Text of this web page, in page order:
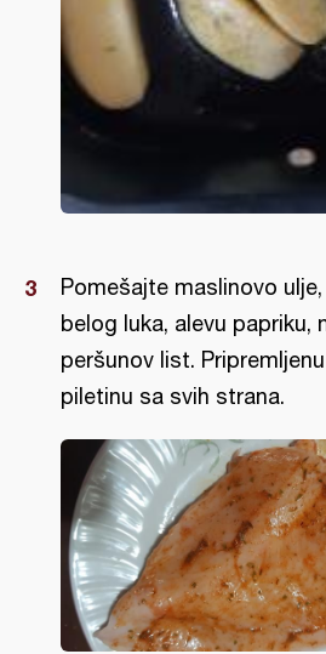
Pomešajte maslinovo
belog luka, alevu papriku,
peršunov list.
piletinu sa svih strana.